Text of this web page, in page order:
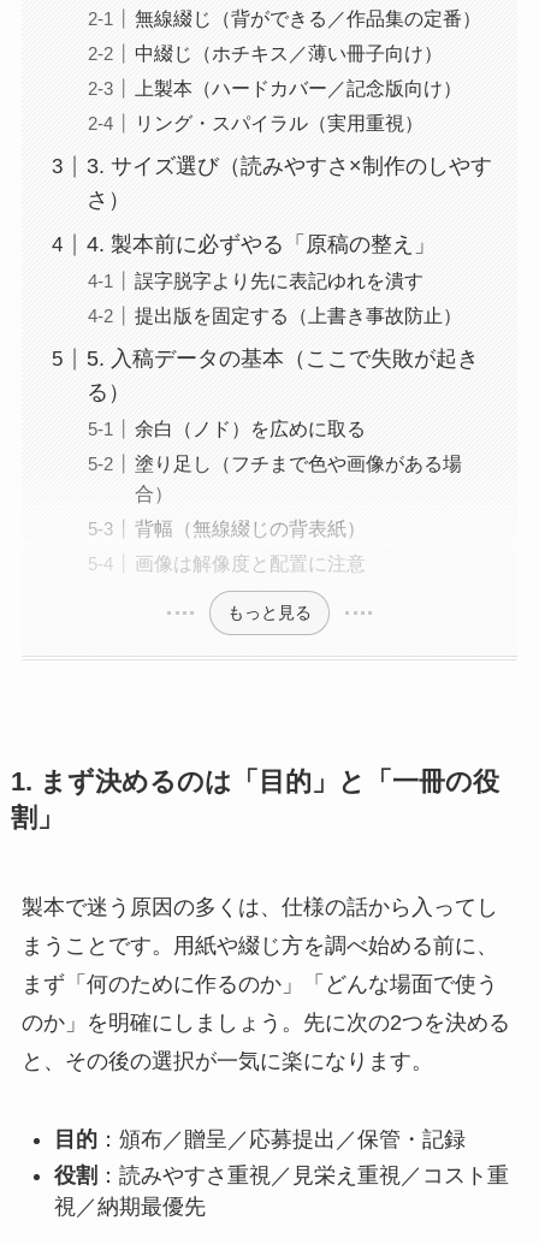
無線綴じ（背ができる／作品集の定番）
中綴じ（ホチキス／薄い冊子向け）
上製本（ハードカバー／記念版向け）
リング・スパイラル（実用重視）
3. サイズ選び（読みやすさ×制作のしやす
さ）
4. 製本前に必ずやる「原稿の整え」
誤字脱字より先に表記ゆれを潰す
提出版を固定する（上書き事故防止）
5. 入稿データの基本（ここで失敗が起き
る）
余白（ノド）を広めに取る
塗り足し（フチまで色や画像がある場
合）
背幅（無線綴じの背表紙）
画像は解像度と配置に注意
もっと見る
1. まず決めるのは「目的」と「一冊の役
割」
製本で迷う原因の多くは、仕様の話から入ってし
まうことです。用紙や綴じ方を調べ始める前に、
まず「何のために作るのか」「どんな場面で使う
のか」を明確にしましょう。先に次の2つを決める
と、その後の選択が一気に楽になります。
目的：頒布／贈呈／応募提出／保管・記録
役割 ：読みやすさ重視／見栄え重視／コスト重
視／納期最優先